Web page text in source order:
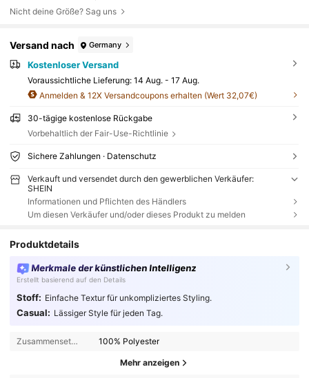
Nicht deine Größe? Sag uns
Versand nach Germany
Kostenloser Versand
Voraussichtliche Lieferung: 14 Aug. - 17 Aug.
Anmelden & 12X Versandcoupons erhalten (Wert 32,07€)
30-tägige kostenlose Rückgabe
Vorbehaltlich der Fair-Use-Richtlinie
Sichere Zahlungen · Datenschutz
Verkauft und versendet durch den gewerblichen Verkäufer:
SHEIN
Informationen und Pflichten des Händlers
Um diesen Verkäufer und/oder dieses Produkt zu melden
Produktdetails
Merkmale der künstlichen Intelligenz
Erstellt basierend auf den Details
Stoff: Einfache Textur für unkompliziertes Styling.
Casual: Lässiger Style für jeden Tag.
Zusammensetzung: 100% Polyester
Mehr anzeigen